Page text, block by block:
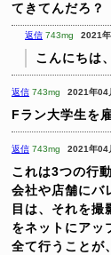
てきてんだろ？
返信 743mg 2021
こんにちは
返信 743mg 2021年04
Fラン大学生を
返信 743mg 2021年04
これは3つの行
会社や店舗にバ
目は、それを撮
をネットにアッ
全て行うことが